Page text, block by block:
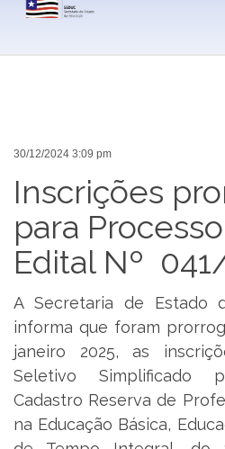
30/12/2024 3:09 pm
Inscrições
para
Edital Nº
A Secretaria de Estado
informa que foram
janeiro 2025, as
Seletivo Simplificado
Cadastro Reserva de
na Educação Básica,